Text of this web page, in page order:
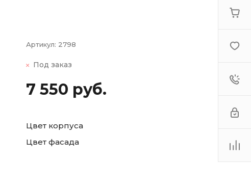
Артикул: 2798
Под заказ
7 550 руб.
Цвет корпуса
Цвет фасада